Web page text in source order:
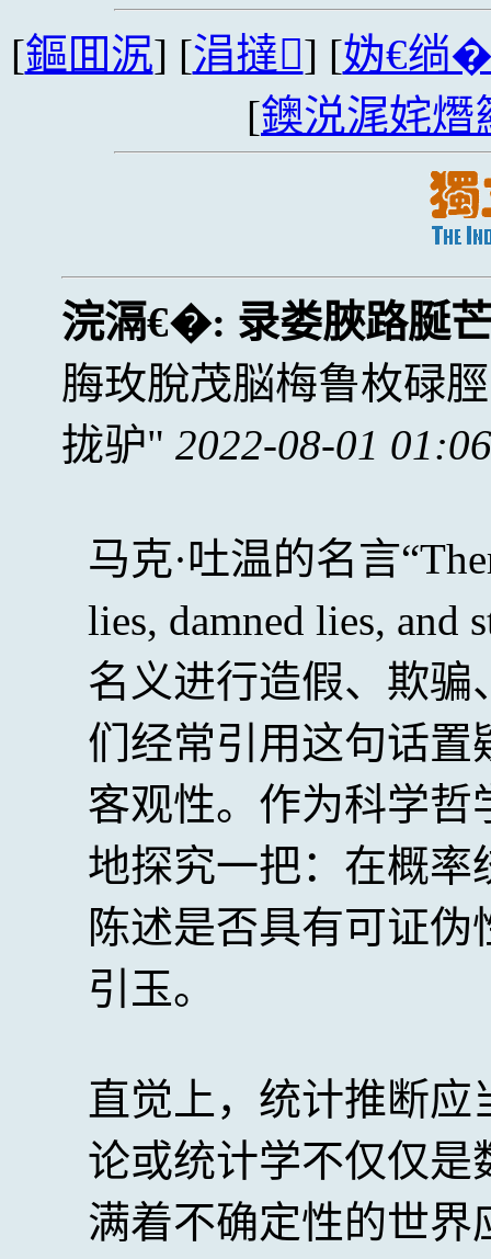
[鏂囬泦] [涓撻] [妫€绱
[鐭涚浘姹熸
浣滆€�: 录娄脥路脠
脢玫脫茂脳梅鲁枚碌
拢驴
2022-08-01
马克·吐温的名言
lies, damned lies,
名义进行造假、欺
们经常引用这句话
客观性。作为科学
地探究一把：在概
陈述是否具有可证
引玉。
直觉上，统计推断
论或统计学不仅仅
满着不确定性的世